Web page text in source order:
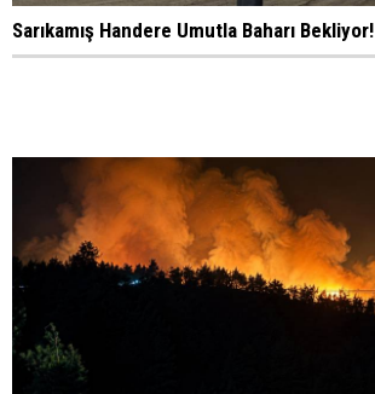
Sarıkamış Handere Umutla Baharı Bekliyor!